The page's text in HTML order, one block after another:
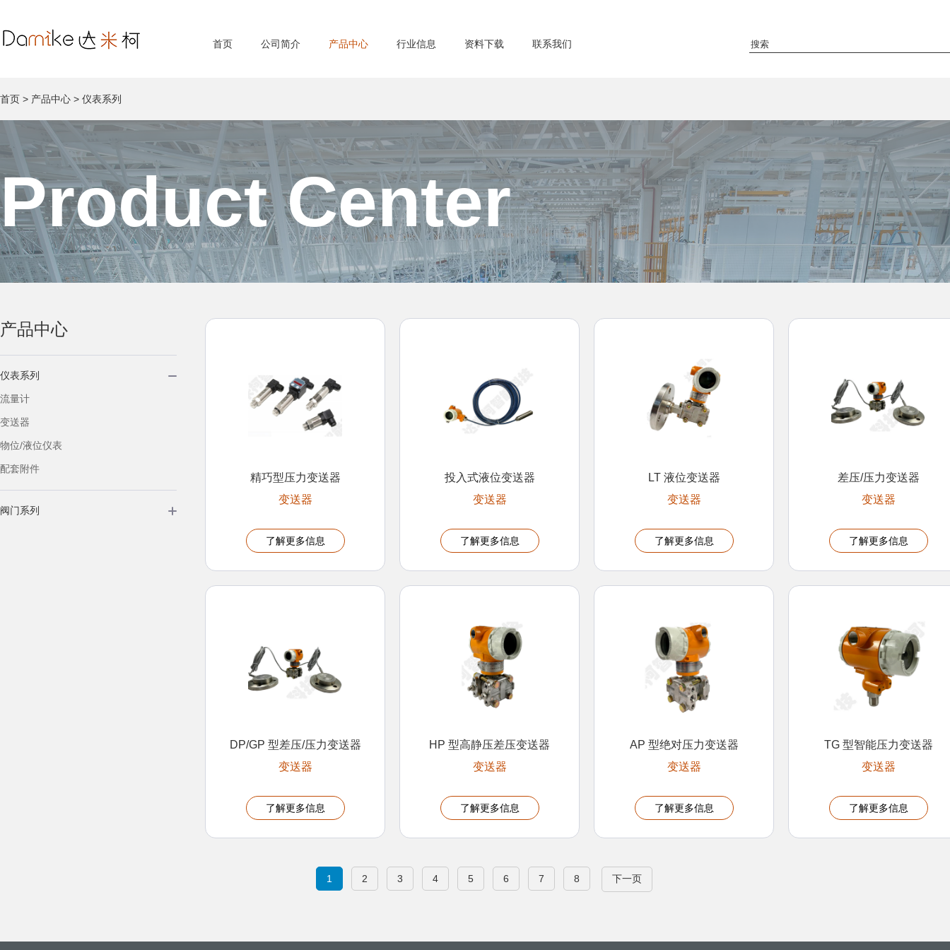
首页 公司简介 产品中心 行业信息 资料下载 联系我们
首页 > 产品中心 > 仪表系列
Product Center
产品中心
仪表系列
流量计
变送器
物位/液位仪表
配套附件
阀门系列
精巧型压力变送器
变送器
了解更多信息
投入式液位变送器
变送器
了解更多信息
LT 液位变送器
变送器
了解更多信息
差压/压力变送器
变送器
了解更多信息
DP/GP 型差压/压力变送器
变送器
了解更多信息
HP 型高静压差压变送器
变送器
了解更多信息
AP 型绝对压力变送器
变送器
了解更多信息
TG 型智能压力变送器
变送器
了解更多信息
1 2 3 4 5 6 7 8 下一页